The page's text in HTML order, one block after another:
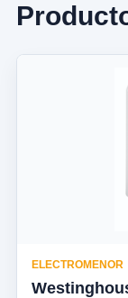
ELECTROMENOR